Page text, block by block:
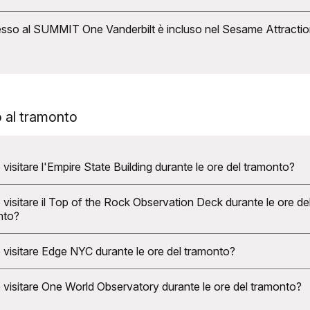
Empire State Building, One World Observatory, Top of the
One Times Square Viewing Deck.
al SUMMIT One Vanderbilt è incluso nel Sesame
al tramonto
l'Empire State Building durante le ore del tramonto?
State Building senza costi aggiuntivi.
visitare il Top of the Rock Observation Deck durante le ore
the Rock Observation Deck senza costi aggiuntivi.
Edge NYC durante le ore del tramonto?
NYC senza costi aggiuntivi.
One World Observatory durante le ore del tramonto?